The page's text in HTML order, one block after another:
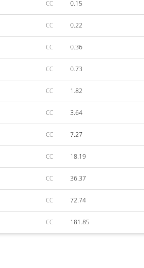
CC 0.15
CC 0.22
CC 0.36
CC 0.73
CC 1.82
CC 3.64
CC 7.27
CC 18.19
CC 36.37
CC 72.74
CC 181.85